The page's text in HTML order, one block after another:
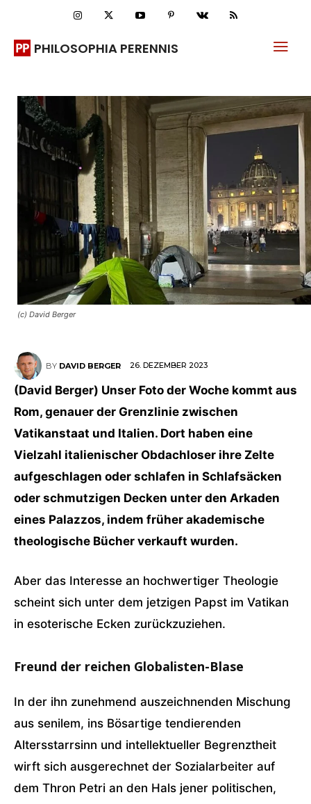
PHILOSOPHIA PERENNIS
(c) David Berger
BY DAVID BERGER 26. DEZEMBER 2023
(David Berger) Unser Foto der Woche kommt aus
Rom, genauer der Grenzlinie zwischen
Vatikanstaat und Italien. Dort haben eine
Vielzahl italienischer Obdachloser ihre Zelte
aufgeschlagen oder schlafen in Schlafsäcken
oder schmutzigen Decken unter den Arkaden
eines Palazzos, indem früher akademische
theologische Bücher verkauft wurden.
Aber das Interesse an hochwertiger Theologie
scheint sich unter dem jetzigen Papst im Vatikan
in esoterische Ecken zurückzuziehen.
Freund der reichen Globalisten-Blase
In der ihn zunehmend auszeichnenden Mischung
aus senilem, ins Bösartige tendierenden
Altersstarrsinn und intellektueller Begrenztheit
wirft sich ausgerechnet der Sozialarbeiter auf
dem Thron Petri an den Hals jener politischen,